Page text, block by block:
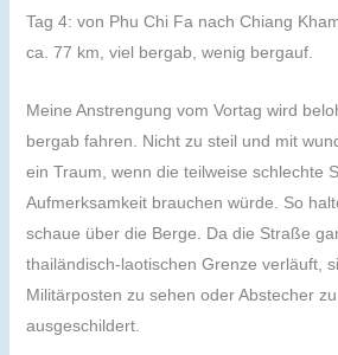
Tag 4: von Phu Chi Fa nach Chiang
ca. 77 km, viel bergab, wenig bergauf.
Meine Anstrengung vom Vortag wird
bergab fahren. Nicht zu steil und mit
ein Traum, wenn die teilweise schlechte
Aufmerksamkeit brauchen würde. So
schaue über die Berge. Da die Straße
thailändisch-laotischen Grenze verläuft,
Militärposten zu sehen oder Abstecher
ausgeschildert.